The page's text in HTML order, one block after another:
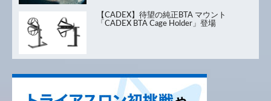
【CADEX】待望の純正BTA マウント
「CADEX BTA Cage Holder」登場